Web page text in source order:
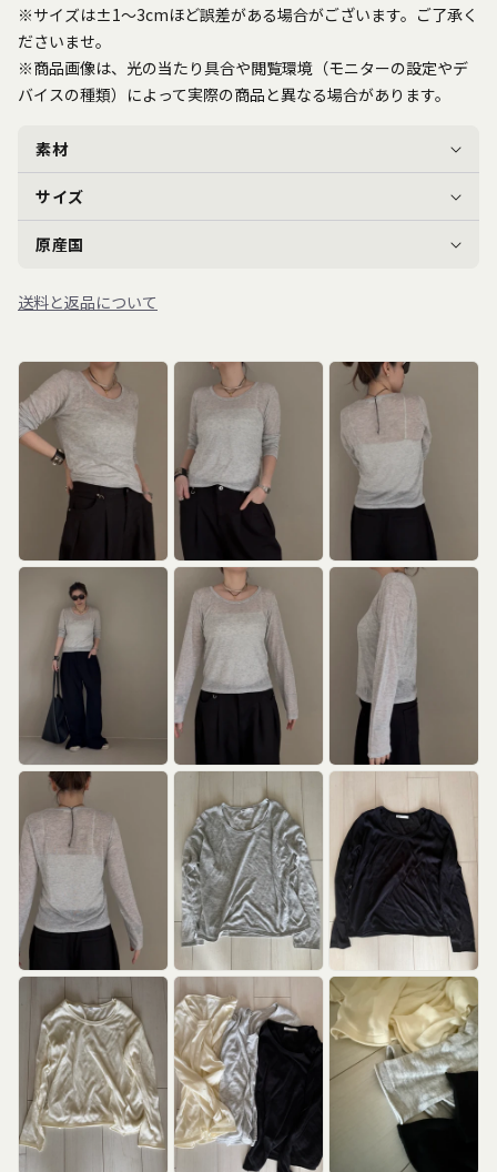
※サイズは±1～3cmほど誤差がある場合がございます。ご了承く
ださいませ。
※商品画像は、光の当たり具合や閲覧環境（モニターの設定やデ
バイスの種類）によって実際の商品と異なる場合があります。
素材
サイズ
原産国
送料と返品について